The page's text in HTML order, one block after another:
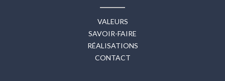
VALEURS
SAVOIR-FAIRE
RÉALISATIONS
CONTACT